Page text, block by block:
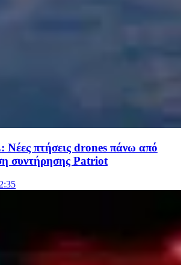
πτήσεις drones πάνω από
συντήρησης Patriot